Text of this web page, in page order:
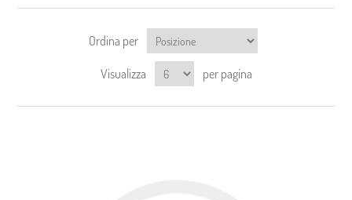
Ordina per
Visualizza per pagina